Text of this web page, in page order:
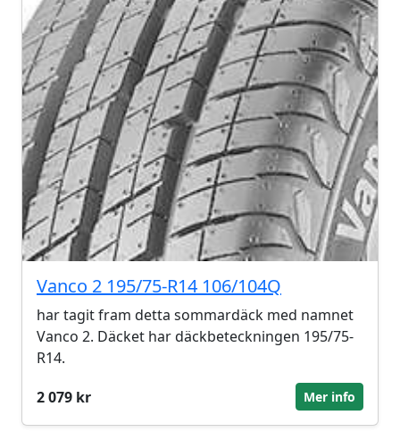
Vanco 2 195/75-R14 106/104Q
har tagit fram detta sommardäck med namnet
Vanco 2. Däcket har däckbeteckningen 195/75-
R14.
2 079 kr
Mer info